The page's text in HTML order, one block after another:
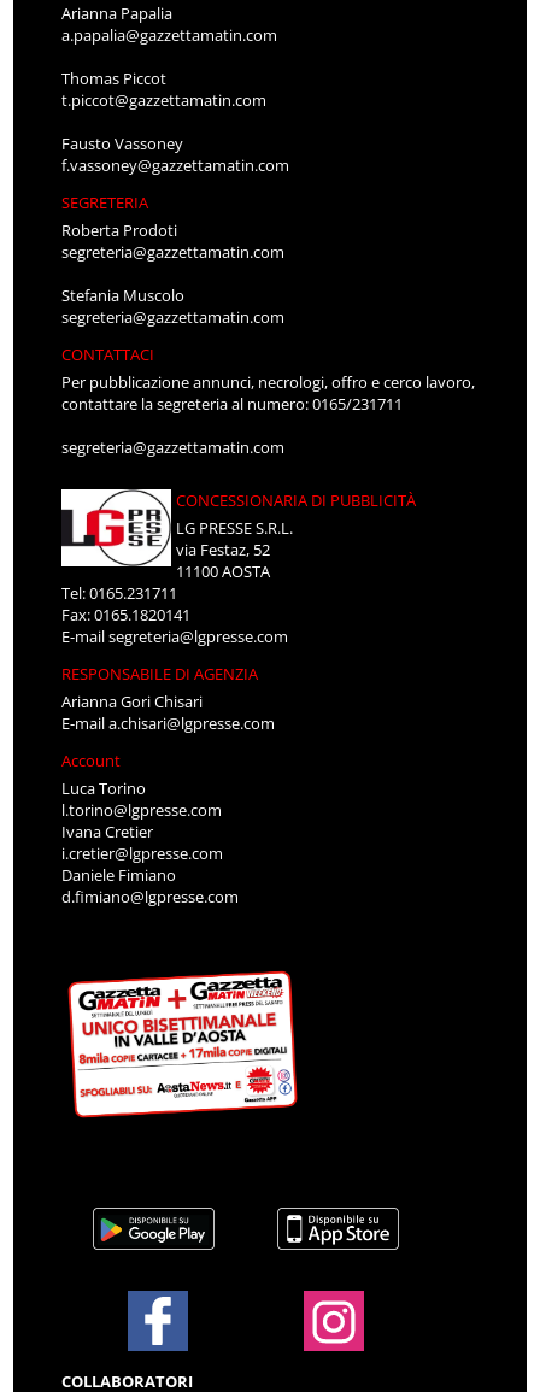
Arianna Papalia
a.papalia@gazzettamatin.com
Thomas Piccot
t.piccot@gazzettamatin.com
Fausto Vassoney
f.vassoney@gazzettamatin.com
SEGRETERIA
Roberta Prodoti
segreteria@gazzettamatin.com
Stefania Muscolo
segreteria@gazzettamatin.com
CONTATTACI
Per pubblicazione annunci, necrologi, offro e cerco lavoro,
contattare la segreteria al numero: 0165/231711
segreteria@gazzettamatin.com
CONCESSIONARIA DI PUBBLICITÀ
LG PRESSE S.R.L.
via Festaz, 52
11100 AOSTA
Tel: 0165.231711
Fax: 0165.1820141
E-mailsegreteria@lgpresse.com
RESPONSABILE DI AGENZIA
Arianna Gori Chisari
E-maila.chisari@lgpresse.com
Account
Luca Torino
l.torino@lgpresse.com
Ivana Cretier
i.cretier@lgpresse.com
Daniele Fimiano
d.fimiano@lgpresse.com
COLLABORATORI